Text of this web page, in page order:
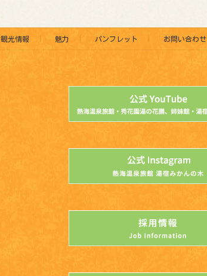
観光情報 魅力 パンフレット お問い合わせ